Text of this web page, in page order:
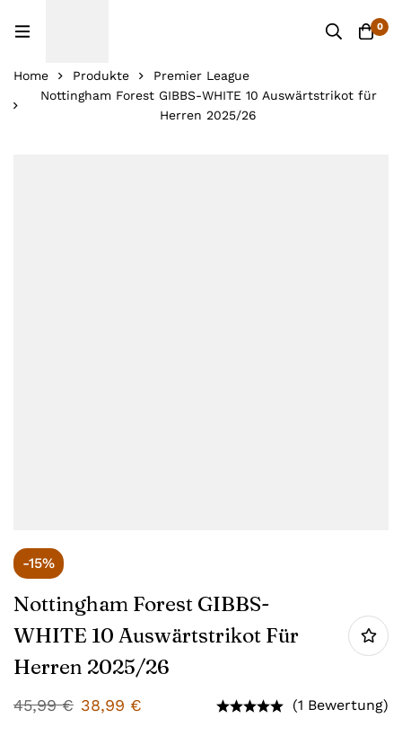
0
Home Produkte
Premier League
Nottingham Forest GIBBS-WHITE 10 Auswärtstrikot für
Herren 2025/26
-15%
Nottingham Forest GIBBS-
WHITE 10 Auswärtstrikot Für
Herren 2025/26
45,99€ 38,99 € (1 Bewertung)